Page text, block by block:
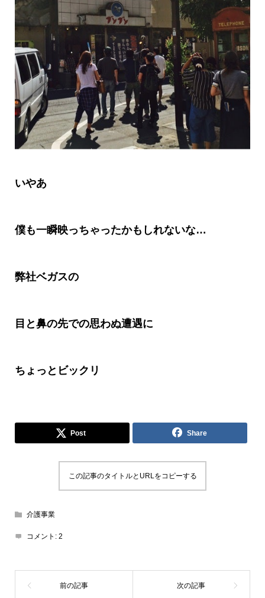
いやあ
僕も一瞬映っちゃったかもしれないな…
弊社ベガスの
目と鼻の先での思わぬ遭遇に
ちょっとビックリ
Post Share
この記事のタイトルとURLをコピーする
介護事業
コメント: 2